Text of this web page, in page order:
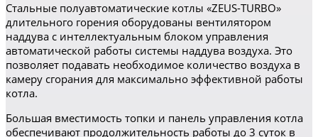
Стальные полуавтоматические котлы «ZEUS-TURBO»
длительного горения оборудованы вентилятором
наддува с интеллектуальным блоком управления
автоматической работы системы наддува воздуха. Это
позволяет подавать необходимое количество воздуха в
камеру сгорания для максимально эффективной работы
котла.
Большая вместимость топки и панель управления котла
обеспечивают продолжительность работы до 3 суток в